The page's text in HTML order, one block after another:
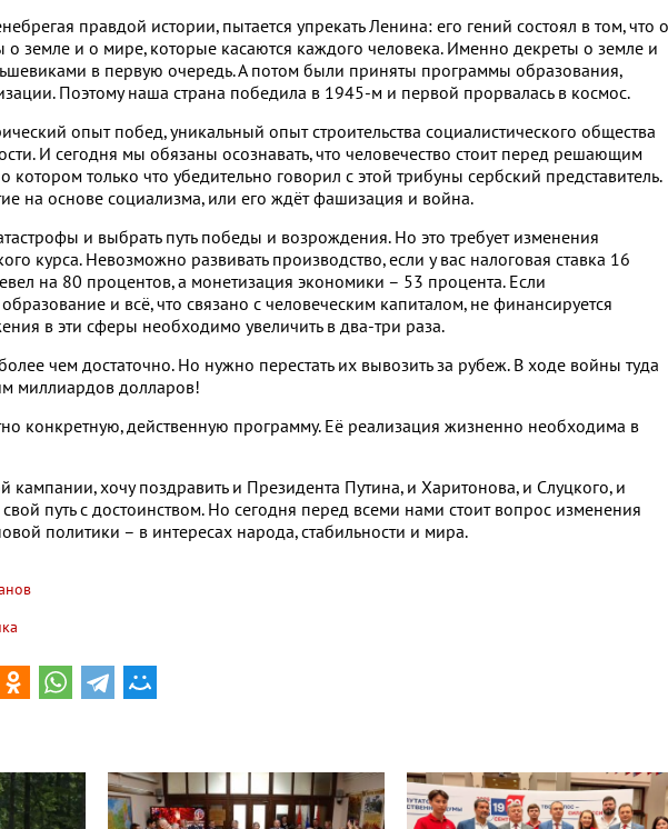
правдой истории, пытается упрекать Ленина: его гений состоял в том, что
земле и о мире, которые касаются каждого человека. Именно декреты о земле и
в первую очередь. А потом были приняты программы образования,
Поэтому наша страна победила в 1945-м и первой прорвалась в космос.
опыт побед, уникальный опыт строительства социалистического общества
И сегодня мы обязаны осознавать, что человечество стоит перед решающим
котором только что убедительно говорил с этой трибуны сербский представитель.
на основе социализма, или его ждёт фашизация и война.
и выбрать путь победы и возрождения. Но это требует изменения
курса. Невозможно развивать производство, если у вас налоговая ставка 16
на 80 процентов, а монетизация экономики – 53 процента. Если
и всё, что связано с человеческим капиталом, не финансируется
в эти сферы необходимо увеличить в два-три раза.
чем достаточно. Но нужно перестать их вывозить за рубеж. В ходе войны туда
миллиардов долларов!
конкретную, действенную программу. Её реализация жизненно необходима в
хочу поздравить и Президента Путина, и Харитонова, и Слуцкого, и
путь с достоинством. Но сегодня перед всеми нами стоит вопрос изменения
политики – в интересах народа, стабильности и мира.